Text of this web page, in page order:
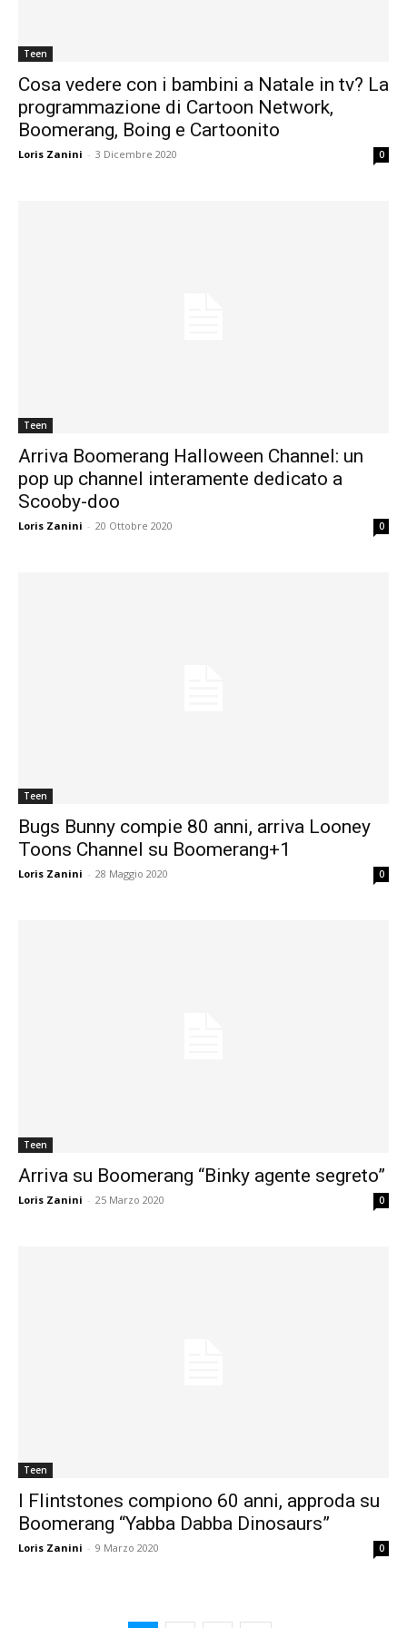
Teen
Cosa vedere con i bambini a Natale in tv? La
programmazione di Cartoon Network,
Boomerang, Boing e Cartoonito
Loris Zanini - 3 Dicembre 2020 0
Teen
Arriva Boomerang Halloween Channel: un
pop up channel interamente dedicato a
Scooby-doo
Loris Zanini - 20 Ottobre 2020 0
Teen
Bugs Bunny compie 80 anni, arriva Looney
Toons Channel su Boomerang+1
Loris Zanini - 28 Maggio 2020 0
Teen
Arriva su Boomerang “Binky agente segreto”
Loris Zanini - 25 Marzo 2020 0
Teen
I Flintstones compiono 60 anni, approda su
Boomerang “Yabba Dabba Dinosaurs”
Loris Zanini - 9 Marzo 2020 0